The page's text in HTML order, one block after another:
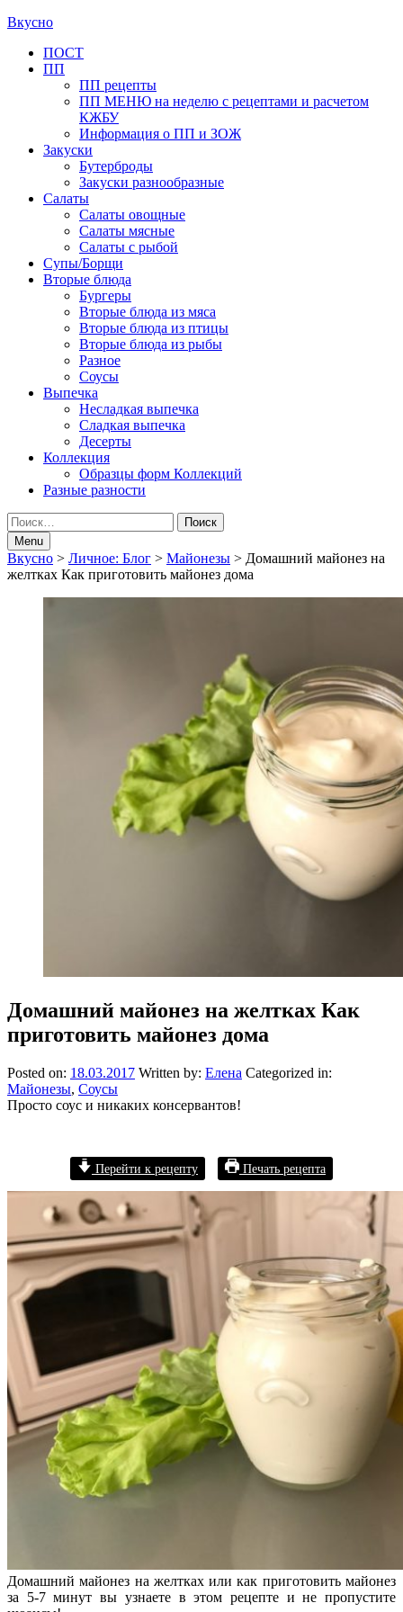
Вкусно
Primary
Menu
ПОСТ
ПП
ПП рецепты
ПП МЕНЮ на неделю с рецептами и расчетом
КЖБУ
Информация о ПП и ЗОЖ
Закуски
Бутерброды
Закуски разнообразные
Салаты
Салаты овощные
Салаты мясные
Салаты с рыбой
Супы/Борщи
Вторые блюда
Бургеры
Вторые блюда из мяса
Вторые блюда из птицы
Вторые блюда из рыбы
Разное
Соусы
Выпечка
Несладкая выпечка
Сладкая выпечка
Десерты
Коллекция
Образцы форм Коллекций
Разные разности
Search
Найти:
Menu
Breadcrumbs
navigation
Вкусно > Личное: Блог > Майонезы > Домашний майонез на
желтках Как приготовить майонез дома
Домашний майонез на желтках Как
приготовить майонез дома
Posted on: 18.03.2017 Written by: Елена Categorized in:
Майонезы, Соусы
Просто соус и никаких консервантов!
Перейти к рецепту Печать рецепта
Домашний майонез на желтках или как приготовить майонез
за 5-7 минут вы узнаете в этом рецепте и не пропустите